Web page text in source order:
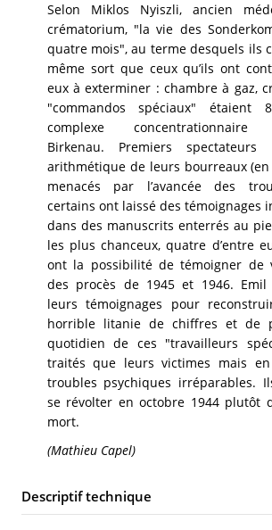
Selon Miklos Nyiszli, ancien
crématorium, "la vie des
quatre mois", au terme desquels ils
même sort que ceux qu’ils ont
eux à exterminer : chambre à gaz,
"commandos spéciaux" étaient
complexe concentrationnaire
Birkenau. Premiers
arithmétique de leurs bourreaux (en
menacés par l’avancée des
certains ont laissé des témoignages
dans des manuscrits enterrés au
les plus chanceux, quatre d’entre
ont la possibilité de témoigner de
des procès de 1945 et 1946. Emil
leurs témoignages pour
horrible litanie de chiffres et de
quotidien de ces "travailleurs
traités que leurs victimes mais
troubles psychiques irréparables.
se révolter en octobre 1944 plutôt
mort.
(Mathieu Capel)
Descriptif technique